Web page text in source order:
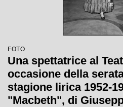
FOTO
Una spettatrice al
occasione della
stagione lirica 1952-
"Macbeth", di